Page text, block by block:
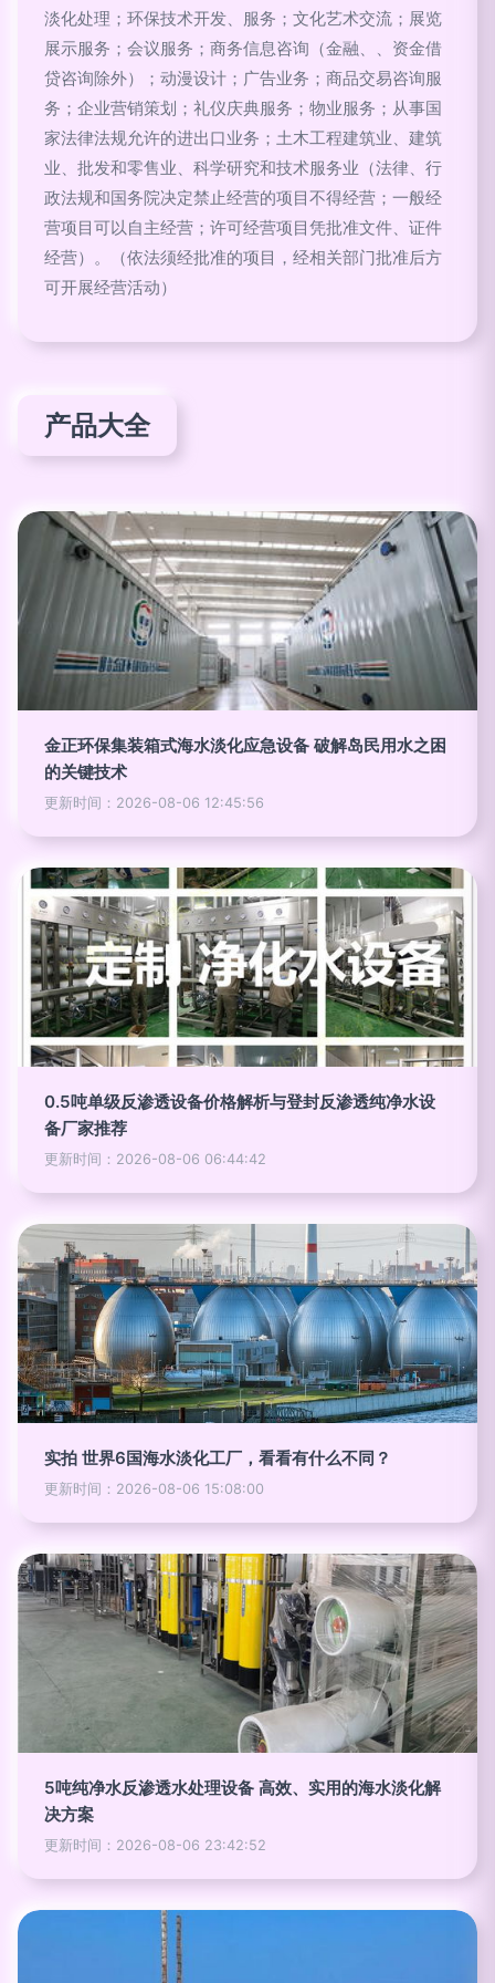
淡化处理；环保技术开发、服务；文化艺术交流；展览
展示服务；会议服务；商务信息咨询（金融、、资金借
贷咨询除外）；动漫设计；广告业务；商品交易咨询服
务；企业营销策划；礼仪庆典服务；物业服务；从事国
家法律法规允许的进出口业务；土木工程建筑业、建筑
业、批发和零售业、科学研究和技术服务业（法律、行
政法规和国务院决定禁止经营的项目不得经营；一般经
营项目可以自主经营；许可经营项目凭批准文件、证件
经营）。（依法须经批准的项目，经相关部门批准后方
可开展经营活动）
产品大全
金正环保集装箱式海水淡化应急设备 破解岛民用水之困
的关键技术
更新时间：2026-08-06 12:45:56
0.5吨单级反渗透设备价格解析与登封反渗透纯净水设
备厂家推荐
更新时间：2026-08-06 06:44:42
实拍 世界6国海水淡化工厂，看看有什么不同？
更新时间：2026-08-06 15:08:00
5吨纯净水反渗透水处理设备 高效、实用的海水淡化解
决方案
更新时间：2026-08-06 23:42:52